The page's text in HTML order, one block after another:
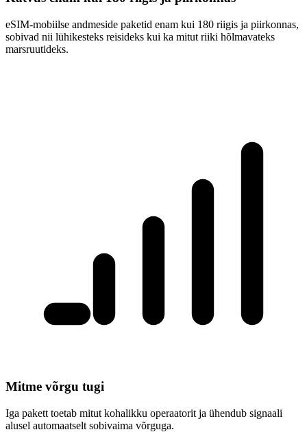
eSIM-mobiilse andmeside paketid enam kui 180 riigis ja piirkonnas,
sobivad nii lühikesteks reisideks kui ka mitut riiki hõlmavateks
marsruutideks.
Mitme võrgu tugi
Iga pakett toetab mitut kohalikku operaatorit ja ühendub signaali
alusel automaatselt sobivaima võrguga.